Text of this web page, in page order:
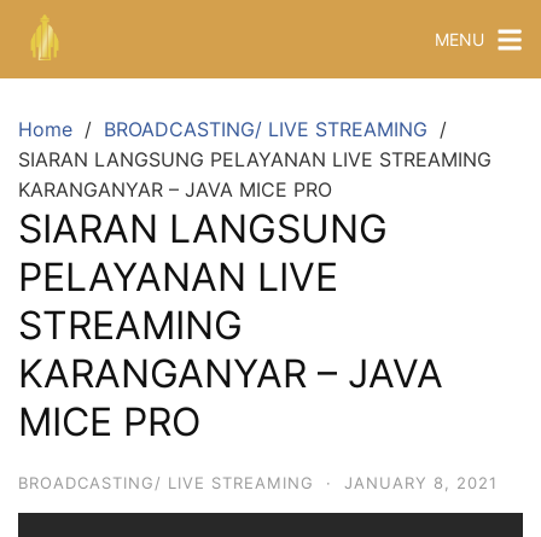
MENU
Home
BROADCASTING/ LIVE STREAMING
SIARAN LANGSUNG PELAYANAN LIVE STREAMING
KARANGANYAR – JAVA MICE PRO
SIARAN LANGSUNG
PELAYANAN LIVE
STREAMING
KARANGANYAR – JAVA
MICE PRO
BROADCASTING/ LIVE STREAMING · JANUARY 8, 2021